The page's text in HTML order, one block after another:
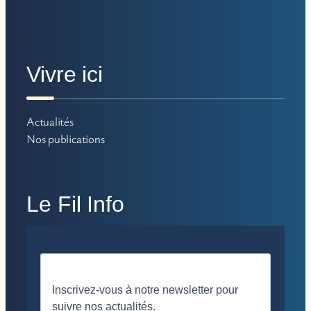
Vivre ici
Actualités
Nos publications
Le Fil Info